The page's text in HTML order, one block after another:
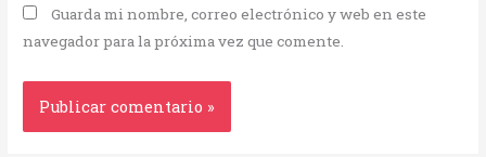
Guarda mi nombre, correo electrónico y web en este
navegador para la próxima vez que comente.